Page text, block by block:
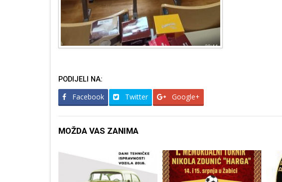
PODIJELI NA:
Facebook Twitter Google+
MOŽDA VAS ZANIMA